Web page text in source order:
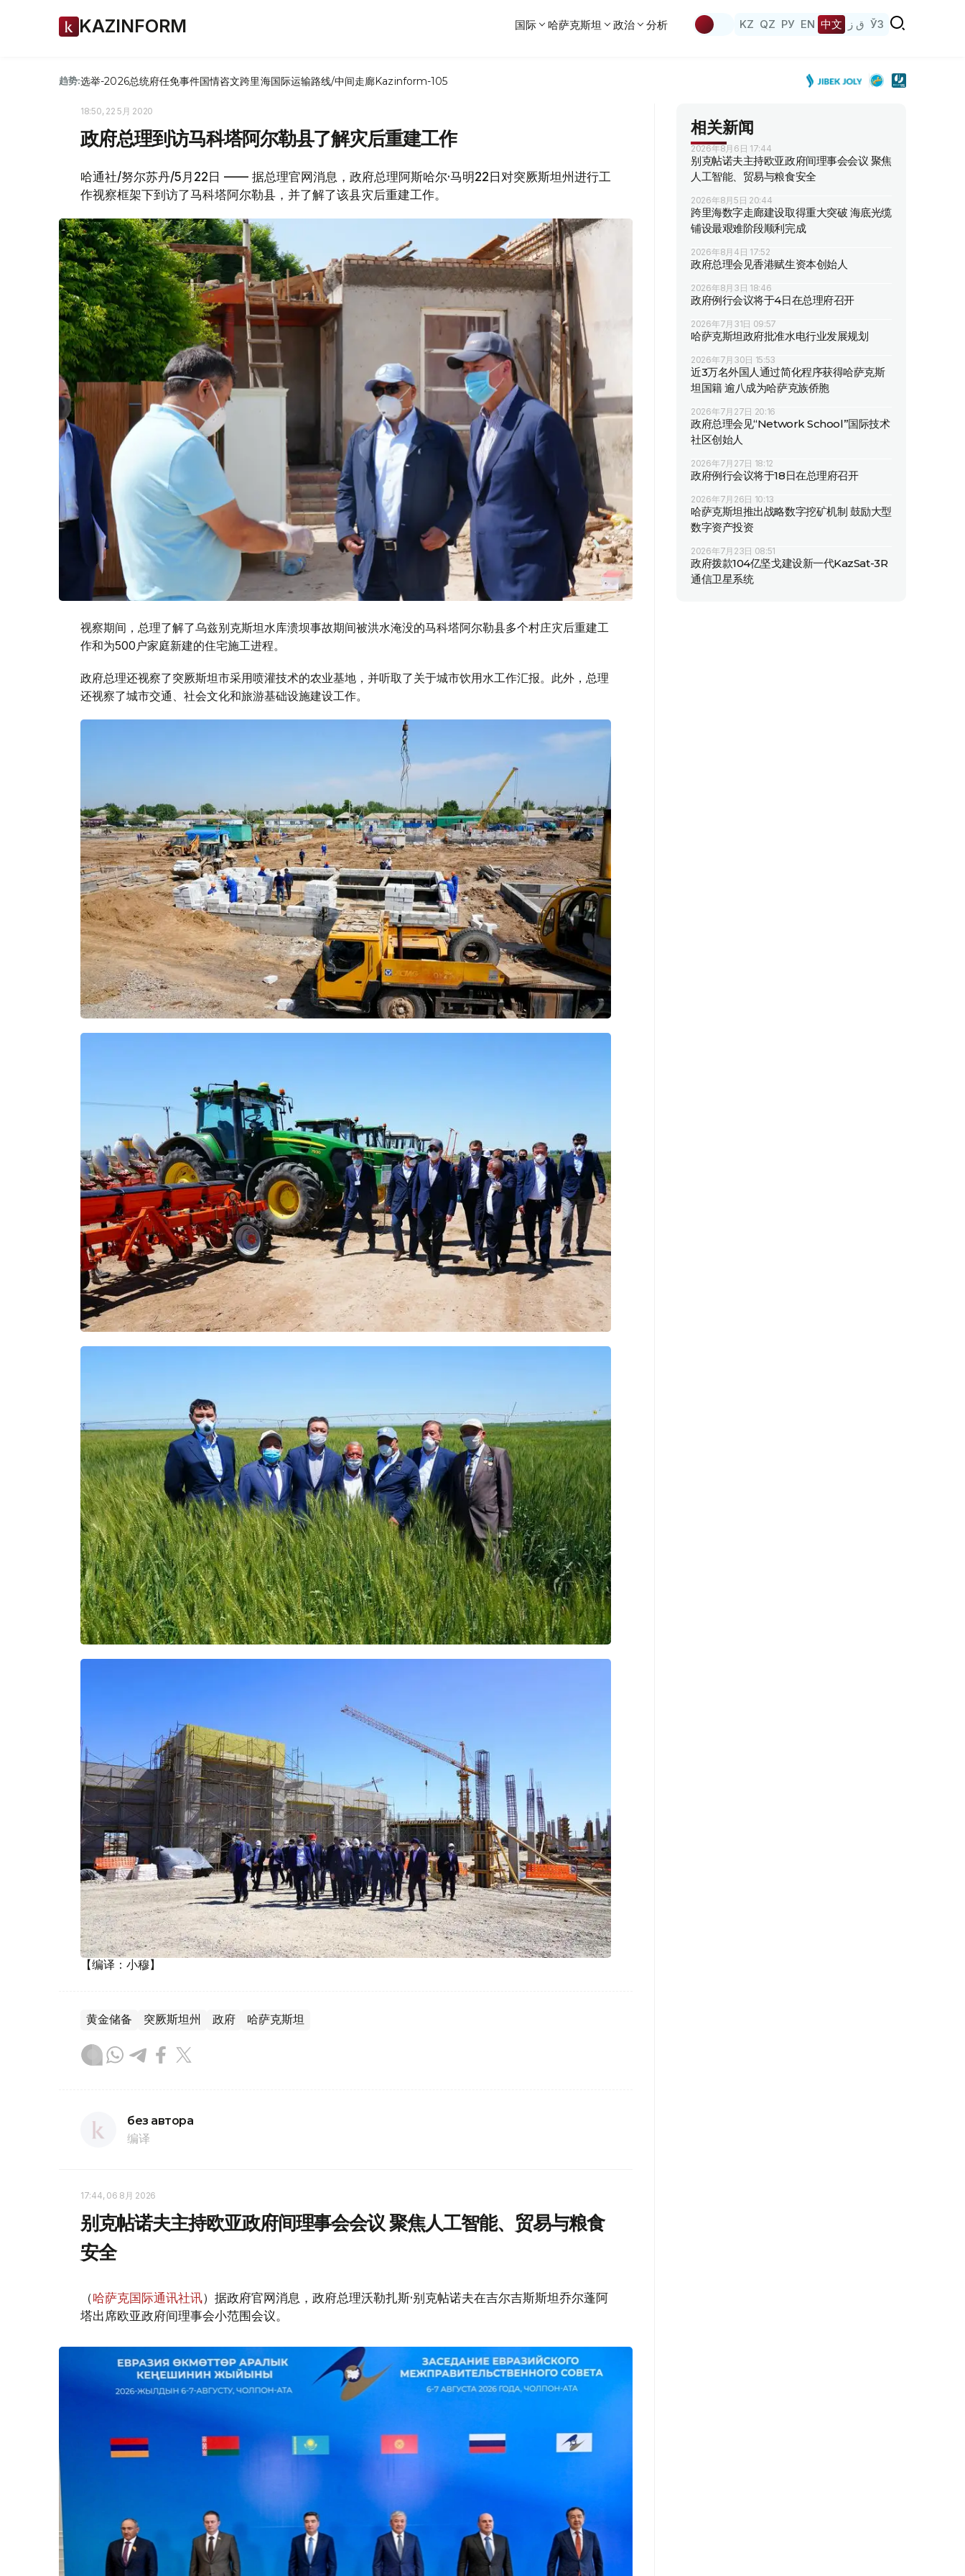
KAZINFORM 国际 哈萨克斯坦 政治 分析 KZ QZ РУ EN 中文 ق ز ЎЗ
趋势:选举-2026总统府任免事件国情咨文跨里海国际运输路线/中间走廊Kazinform-105
18:50, 22 5月 2020
政府总理到访马科塔阿尔勒县了解灾后重建工作
哈通社/努尔苏丹/5月22日 —— 据总理官网消息，政府总理阿斯哈尔·马明22日对突厥斯坦州进行工
作视察框架下到访了马科塔阿尔勒县，并了解了该县灾后重建工作。
视察期间，总理了解了乌兹别克斯坦水库溃坝事故期间被洪水淹没的马科塔阿尔勒县多个村庄灾后重建工
作和为500户家庭新建的住宅施工进程。
政府总理还视察了突厥斯坦市采用喷灌技术的农业基地，并听取了关于城市饮用水工作汇报。此外，总理
还视察了城市交通、社会文化和旅游基础设施建设工作。
【编译：小穆】
黄金储备 突厥斯坦州 政府 哈萨克斯坦
без автора
编译
17:44, 06 8月 2026
别克帖诺夫主持欧亚政府间理事会会议 聚焦人工智能、贸易与粮食
安全
（哈萨克国际通讯社讯）据政府官网消息，政府总理沃勒扎斯·别克帖诺夫在吉尔吉斯斯坦乔尔蓬阿
塔出席欧亚政府间理事会小范围会议。
相关新闻
2026年8月6日 17:44
别克帖诺夫主持欧亚政府间理事会会议 聚焦
人工智能、贸易与粮食安全
2026年8月5日 20:44
跨里海数字走廊建设取得重大突破 海底光缆
铺设最艰难阶段顺利完成
2026年8月4日 17:52
政府总理会见香港赋生资本创始人
2026年8月3日 18:46
政府例行会议将于4日在总理府召开
2026年7月31日 09:57
哈萨克斯坦政府批准水电行业发展规划
2026年7月30日 15:53
近3万名外国人通过简化程序获得哈萨克斯
坦国籍 逾八成为哈萨克族侨胞
2026年7月27日 20:16
政府总理会见“Network School”国际技术
社区创始人
2026年7月27日 18:12
政府例行会议将于18日在总理府召开
2026年7月26日 10:13
哈萨克斯坦推出战略数字挖矿机制 鼓励大型
数字资产投资
2026年7月23日 08:51
政府拨款104亿坚戈建设新一代KazSat-3R
通信卫星系统